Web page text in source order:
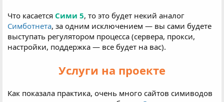
Что касается Сими 5, то это будет некий аналог
Симботнета, за одним исключением — вы сами будете
выступать регулятором процесса (сервера, прокси,
настройки, поддержка — все будет на вас).
Услуги на проекте
Как показала практика, очень много сайтов симиводов